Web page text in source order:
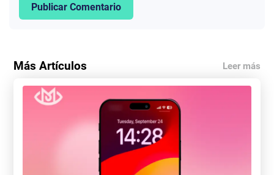
Publicar Comentario
Más Artículos Leer más